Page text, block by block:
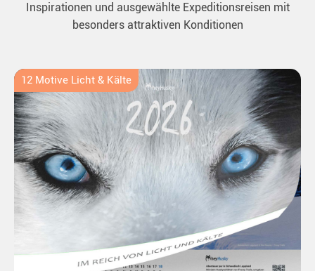
Inspirationen und ausgewählte Expeditionsreisen mit
besonders attraktiven Konditionen
12 Motive Licht & Kälte